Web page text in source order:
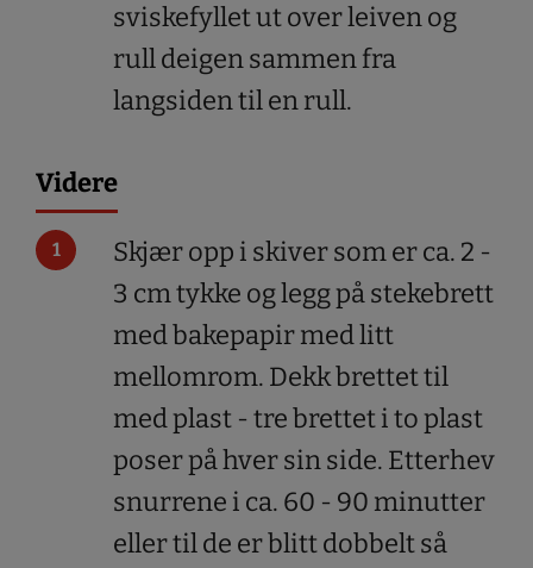
sviskefyllet ut over leiven og
rull deigen sammen fra
langsiden til en rull.
Videre
Skjær opp i skiver som er ca. 2 -
3 cm tykke og legg på stekebrett
med bakepapir med litt
mellomrom. Dekk brettet til
med plast - tre brettet i to plast
poser på hver sin side. Etterhev
snurrene i ca. 60 - 90 minutter
eller til de er blitt dobbelt så